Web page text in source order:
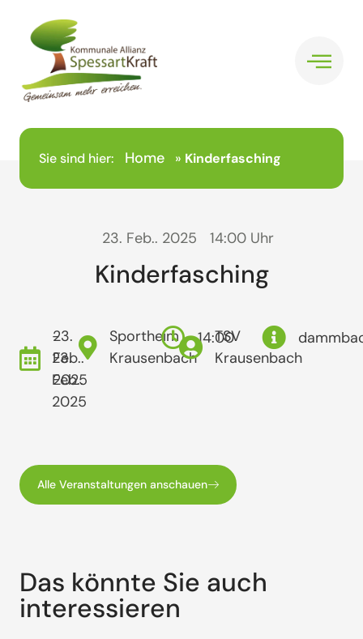
Sie sind hier: Home » Kinderfasching
23. Feb.. 2025 14:00 Uhr
Kinderfasching
23.
Feb..
2025
-
23.
Feb..
2025
Sportheim
Krausenbach
14:00
TSV
Krausenbach
Alle Veranstaltungen anschauen
Das könnte Sie auch
interessieren